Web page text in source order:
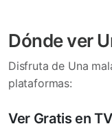
Dónde ver
Disfruta de Una
plataformas:
Ver Gratis en